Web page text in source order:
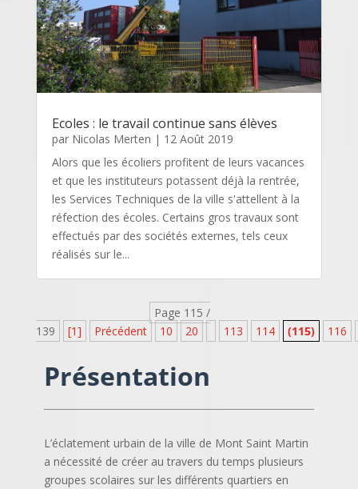
Ecoles : le travail continue sans élèves
par Nicolas Merten | 12 Août 2019
Alors que les écoliers profitent de leurs vacances
et que les instituteurs potassent déjà la rentrée,
les Services Techniques de la ville s'attellent à la
réfection des écoles. Certains gros travaux sont
effectués par des sociétés externes, tels ceux
réalisés sur le...
Page 115 /
139
[1] Précédent 10 20 113 114 (115) 116
Présentation
L’éclatement urbain de la ville de Mont Saint Martin
a nécessité de créer au travers du temps plusieurs
groupes scolaires sur les différents quartiers en